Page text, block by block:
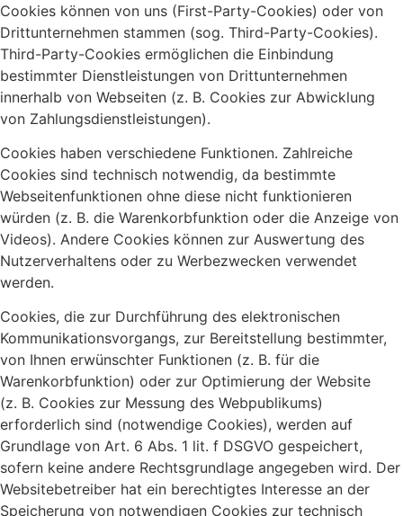
Cookies können von uns (First-Party-Cookies) oder von
Drittunternehmen stammen (sog. Third-Party-Cookies).
Third-Party-Cookies ermöglichen die Einbindung
bestimmter Dienstleistungen von Drittunternehmen
innerhalb von Webseiten (z. B. Cookies zur Abwicklung
von Zahlungsdienstleistungen).
Cookies haben verschiedene Funktionen. Zahlreiche
Cookies sind technisch notwendig, da bestimmte
Webseitenfunktionen ohne diese nicht funktionieren
würden (z. B. die Warenkorbfunktion oder die Anzeige von
Videos). Andere Cookies können zur Auswertung des
Nutzerverhaltens oder zu Werbezwecken verwendet
werden.
Cookies, die zur Durchführung des elektronischen
Kommunikationsvorgangs, zur Bereitstellung bestimmter,
von Ihnen erwünschter Funktionen (z. B. für die
Warenkorbfunktion) oder zur Optimierung der Website
(z. B. Cookies zur Messung des Webpublikums)
erforderlich sind (notwendige Cookies), werden auf
Grundlage von Art. 6 Abs. 1 lit. f DSGVO gespeichert,
sofern keine andere Rechtsgrundlage angegeben wird. Der
Websitebetreiber hat ein berechtigtes Interesse an der
Speicherung von notwendigen Cookies zur technisch